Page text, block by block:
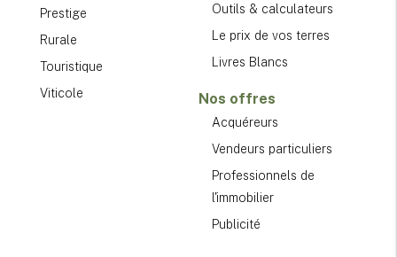
Prestige
Rurale
Touristique
Viticole
Outils & calculateurs
Le prix de vos terres
Livres Blancs
Nos offres
Acquéreurs
Vendeurs particuliers
Professionnels de
l'immobilier
Publicité